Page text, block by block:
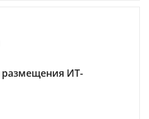
ИТ-